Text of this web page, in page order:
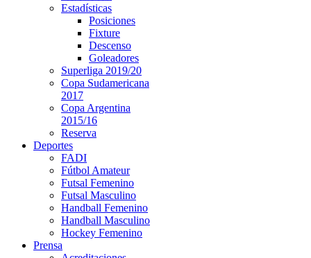
Estadísticas
Posiciones
Fixture
Descenso
Goleadores
Superliga 2019/20
Copa Sudamericana
2017
Copa Argentina
2015/16
Reserva
Deportes
FADI
Fútbol Amateur
Futsal Femenino
Futsal Masculino
Handball Femenino
Handball Masculino
Hockey Femenino
Prensa